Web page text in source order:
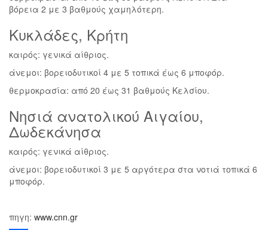
βόρεια 2 με 3 βαθμούς χαμηλότερη.
Κυκλάδες, Κρήτη
καιρός: γενικά αίθριος.
άνεμοι: βορειοδυτικοί 4 με 5 τοπικά έως 6 μποφόρ.
θερμοκρασία: από 20 έως 31 βαθμούς Κελσίου.
Νησιά ανατολικού Αιγαίου,
Δωδεκάνησα
καιρός: γενικά αίθριος.
άνεμοι: βορειοδυτικοί 3 με 5 αργότερα στα νοτιά τοπικά 6
μποφόρ.
πηγη: www.cnn.gr